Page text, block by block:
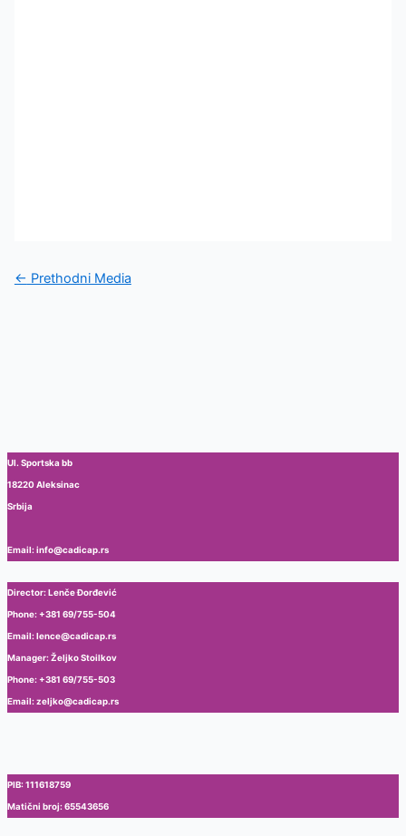
← Prethodni Media
Ul. Sportska bb
18220 Aleksinac
Srbija
Email: info@cadicap.rs
Director: Lenče Đorđević
Phone: +381 69/755-504
Email: lence@cadicap.rs
Manager: Željko Stoilkov
Phone: +381 69/755-503
Email: zeljko@cadicap.rs
PIB: 111618759
Matični broj: 65543656